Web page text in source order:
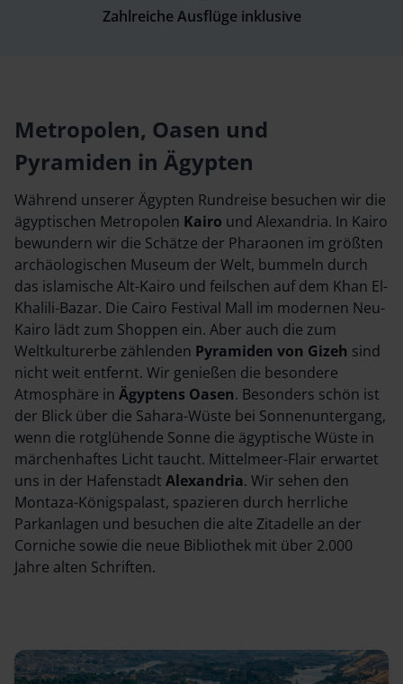
Zahlreiche Ausflüge inklusive
Metropolen, Oasen und
Pyramiden in Ägypten
Während unserer Ägypten Rundreise besuchen wir die
ägyptischen Metropolen Kairo und Alexandria. In Kairo
bewundern wir die Schätze der Pharaonen im größten
archäologischen Museum der Welt, bummeln durch
das islamische Alt-Kairo und feilschen auf dem Khan El-
Khalili-Bazar. Die Cairo Festival Mall im modernen Neu-
Kairo lädt zum Shoppen ein. Aber auch die zum
Weltkulturerbe zählenden Pyramiden von Gizeh sind
nicht weit entfernt. Wir genießen die besondere
Atmosphäre in Ägyptens Oasen. Besonders schön ist
der Blick über die Sahara-Wüste bei Sonnenuntergang,
wenn die rotglühende Sonne die ägyptische Wüste in
märchenhaftes Licht taucht. Mittelmeer-Flair erwartet
uns in der Hafenstadt Alexandria. Wir sehen den
Montaza-Königspalast, spazieren durch herrliche
Parkanlagen und besuchen die alte Zitadelle an der
Corniche sowie die neue Bibliothek mit über 2.000
Jahre alten Schriften.